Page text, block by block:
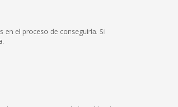
el proceso de conseguirla. Si